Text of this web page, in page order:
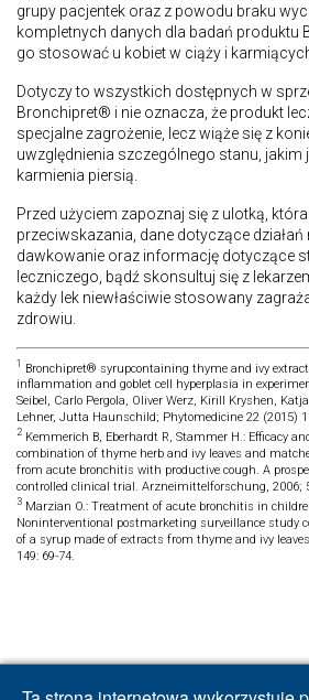
grupy pacjentek oraz z powodu braku
kompletnych danych dla badań produktu
go stosować u kobiet w ciąży i
Dotyczy to wszystkich dostępnych w
Bronchipret® i nie oznacza, że produkt
specjalne zagrożenie, lecz wiąże się z
uwzględnienia szczególnego stanu, jakim
karmienia piersią.
Przed użyciem zapoznaj się z ulotką,
przeciwskazania, dane dotyczące
dawkowanie oraz informację dotyczące
leczniczego, bądź skonsultuj się z
każdy lek niewłaściwie stosowany
zdrowiu.
1
Bronchipret® syrupcontaining thyme and ivy
inflammation and goblet cell hyperplasia in
Seibel, Carlo Pergola, Oliver Werz, Kirill Kryshen,
Lehner, Jutta Haunschild; Phytomedicine 22 (2015)
2 Kemmerich B, Eberhardt R, Stammer H.: Efficacy
combination of thyme herb and ivy leaves and
from acute bronchitis with productive cough. A
controlled clinical trial. Arzneimittelforschung, 2006;
3 Marzian O.: Treatment of acute bronchitis in
Noninterventional postmarketing surveillance study
of a syrup made of extracts from thyme and ivy
149: 69-74.